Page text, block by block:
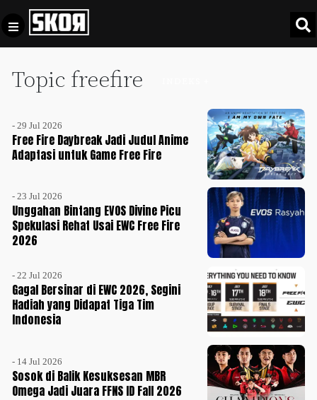
Topic freefire
- 29 Jul 2026
Free Fire Daybreak Jadi Judul Anime
Adaptasi untuk Game Free Fire
- 23 Jul 2026
Unggahan Bintang EVOS Divine Picu
Spekulasi Rehat Usai EWC Free Fire
2026
- 22 Jul 2026
Gagal Bersinar di EWC 2026, Segini
Hadiah yang Didapat Tiga Tim
Indonesia
- 14 Jul 2026
Sosok di Balik Kesuksesan MBR
Omega Jadi Juara FFNS ID Fall 2026
Football +
Culture
Timnas
Indonesia
SPECIAL
Video
Privacy
Pedoman
Pemberitaan
Media
Disclaimer
Tentang